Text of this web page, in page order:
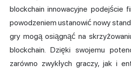
blockchain innowacyjne podejście
powodzeniem ustanowić nowy
gry mogą osiągnąć na
blockchain. Dzięki swojemu
zarówno zwykłych graczy, jak i